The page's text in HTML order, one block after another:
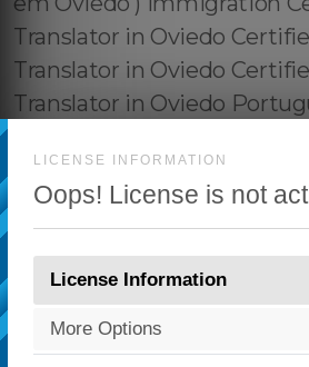
LICENSE INFORMATION
Oops! License is not
License Information
More Options